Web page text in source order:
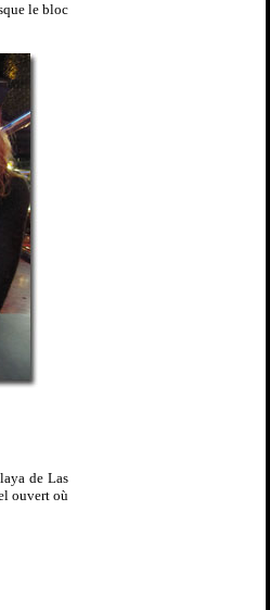
le bloc
de Las
ouvert où